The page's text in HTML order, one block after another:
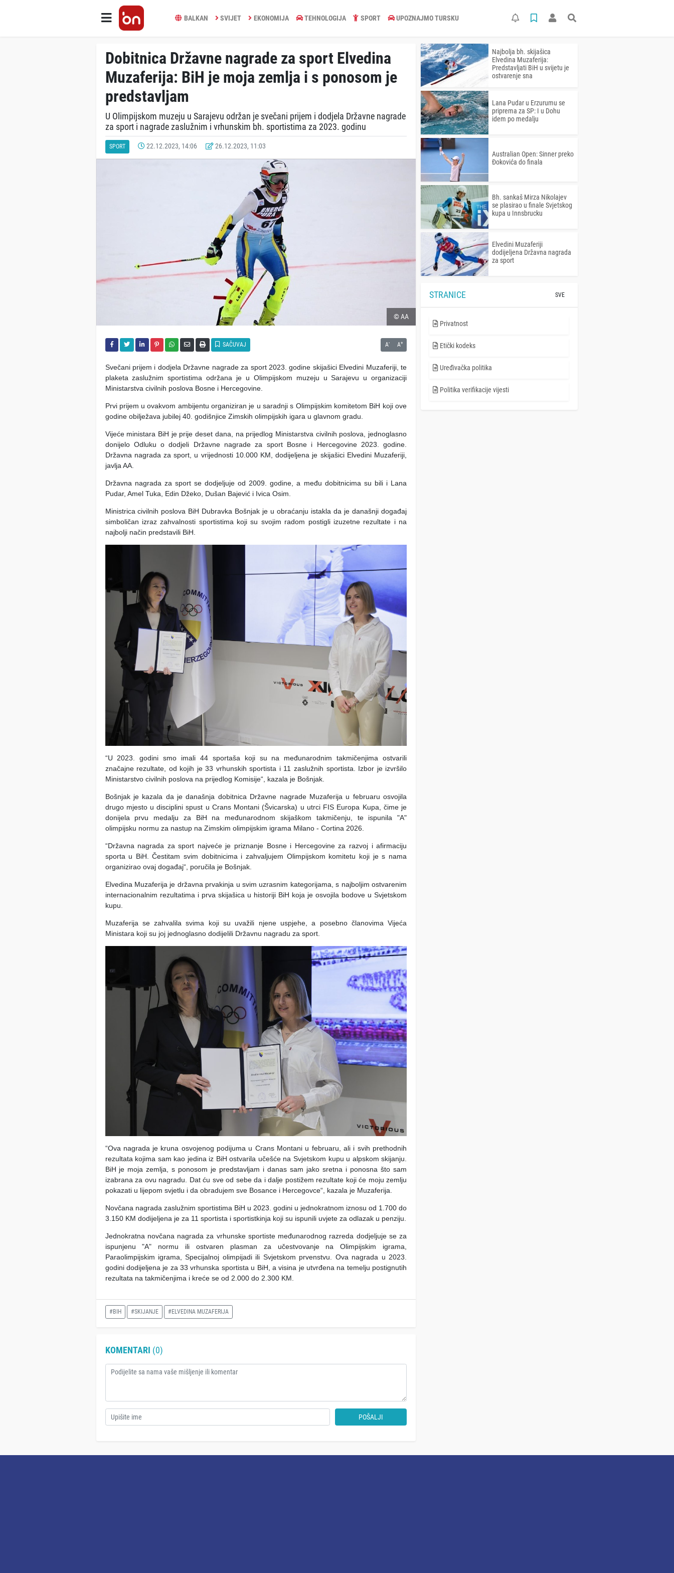
BALKAN SVIJET EKONOMIJA TEHNOLOGIJA SPORT UPOZNAJMO TURSKU
Dobitnica Državne nagrade za sport Elvedina
Muzaferija: BiH je moja zemlja i s ponosom je
predstavljam
U Olimpijskom muzeju u Sarajevu održan je svečani prijem i dodjela Državne nagrade
za sport i nagrade zaslužnim i vrhunskim bh. sportistima za 2023. godinu
SPORT 22.12.2023, 14:06 26.12.2023, 11:03
© AA
SAČUVAJ A- A+
Svečani prijem i dodjela Državne nagrade za sport 2023. godine skijašici Elvedini Muzaferiji, te
plaketa zaslužnim sportistima održana je u Olimpijskom muzeju u Sarajevu u organizaciji
Ministarstva civilnih poslova Bosne i Hercegovine.
Prvi prijem u ovakvom ambijentu organiziran je u saradnji s Olimpijskim komitetom BiH koji ove
godine obilježava jubilej 40. godišnjice Zimskih olimpijskih igara u glavnom gradu.
Vijeće ministara BiH je prije deset dana, na prijedlog Ministarstva civilnih poslova, jednoglasno
donijelo Odluku o dodjeli Državne nagrade za sport Bosne i Hercegovine 2023. godine.
Državna nagrada za sport, u vrijednosti 10.000 KM, dodijeljena je skijašici Elvedini Muzaferiji,
javlja AA.
Državna nagrada za sport se dodjeljuje od 2009. godine, a među dobitnicima su bili i Lana
Pudar, Amel Tuka, Edin Džeko, Dušan Bajević i Ivica Osim.
Ministrica civilnih poslova BiH Dubravka Bošnjak je u obraćanju istakla da je današnji događaj
simboličan izraz zahvalnosti sportistima koji su svojim radom postigli izuzetne rezultate i na
najbolji način predstavili BiH.
“U 2023. godini smo imali 44 sportaša koji su na međunarodnim takmičenjima ostvarili
značajne rezultate, od kojih je 33 vrhunskih sportista i 11 zaslužnih sportista. Izbor je izvršilo
Ministarstvo civilnih poslova na prijedlog Komisije“, kazala je Bošnjak.
Bošnjak je kazala da je današnja dobitnica Državne nagrade Muzaferija u februaru osvojila
drugo mjesto u disciplini spust u Crans Montani (Švicarska) u utrci FIS Europa Kupa, čime je
donijela prvu medalju za BiH na međunarodnom skijaškom takmičenju, te ispunila "A"
olimpijsku normu za nastup na Zimskim olimpijskim igrama Milano - Cortina 2026.
“Državna nagrada za sport najveće je priznanje Bosne i Hercegovine za razvoj i afirmaciju
sporta u BiH. Čestitam svim dobitnicima i zahvaljujem Olimpijskom komitetu koji je s nama
organizirao ovaj događaj“, poručila je Bošnjak.
Elvedina Muzaferija je državna prvakinja u svim uzrasnim kategorijama, s najboljim ostvarenim
internacionalnim rezultatima i prva skijašica u historiji BiH koja je osvojila bodove u Svjetskom
kupu.
Muzaferija se zahvalila svima koji su uvažili njene uspjehe, a posebno članovima Vijeća
Ministara koji su joj jednoglasno dodijelili Državnu nagradu za sport.
“Ova nagrada je kruna osvojenog podijuma u Crans Montani u februaru, ali i svih prethodnih
rezultata kojima sam kao jedina iz BiH ostvarila učešće na Svjetskom kupu u alpskom skijanju.
BiH je moja zemlja, s ponosom je predstavljam i danas sam jako sretna i ponosna što sam
izabrana za ovu nagradu. Dat ću sve od sebe da i dalje postižem rezultate koji će moju zemlju
pokazati u lijepom svjetlu i da obradujem sve Bosance i Hercegovce“, kazala je Muzaferija.
Novčana nagrada zaslužnim sportistima BiH u 2023. godini u jednokratnom iznosu od 1.700 do
3.150 KM dodijeljena je za 11 sportista i sportistkinja koji su ispunili uvjete za odlazak u penziju.
Jednokratna novčana nagrada za vrhunske sportiste međunarodnog razreda dodjeljuje se za
ispunjenu "A" normu ili ostvaren plasman za učestvovanje na Olimpijskim igrama,
Paraolimpijskim igrama, Specijalnoj olimpijadi ili Svjetskom prvenstvu. Ova nagrada u 2023.
godini dodijeljena je za 33 vrhunska sportista u BiH, a visina je utvrđena na temelju postignutih
rezultata na takmičenjima i kreće se od 2.000 do 2.300 KM.
#BIH #SKIJANJE #ELVEDINA MUZAFERIJA
KOMENTARI (0)
POŠALJI
Najbolja bh. skijašica
Elvedina Muzaferija:
Predstavljati BiH u svijetu je
ostvarenje sna
Lana Pudar u Erzurumu se
priprema za SP: I u Dohu
idem po medalju
Australian Open: Sinner preko
Đokovića do finala
Bh. sankaš Mirza Nikolajev
se plasirao u finale Svjetskog
kupa u Innsbrucku
Elvedini Muzaferiji
dodijeljena Državna nagrada
za sport
STRANICE SVE
Privatnost
Etički kodeks
Uređivačka politika
Politika verifikacije vijesti